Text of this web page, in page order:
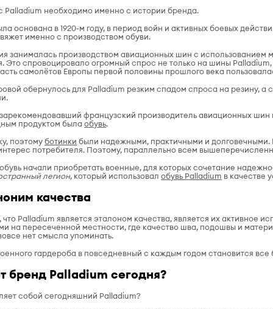
Palladium необходимо именно с истории бренда.
основана в 1920-м году, в период войн и активных боевых
именно с производством обуви.
занималась производством авиационных шин с использованием
Это спровоцировало огромный спрос не только на шины
самолётов Европы первой половины прошлого века
обернулось для Palladium резким спадом спроса на резину,
французский производитель авиационных шин
продуктом былаобувь.
поэтомуботинки были надежными, практичными и долговечными.
интерес потребителя. Поэтому, параллельно всем
начали приобретать военные, для которых сочетание
легион, который использовалобувь Palladium в качестве
качества
Palladium является эталоном качества, является их активное
на пересеченной местности, где качество шва, подошвы и
нет смысла упоминать.
гардероба в повседневный с каждым годом становится
бренд Palladium сегодня?
собой сегодняшний Palladium?